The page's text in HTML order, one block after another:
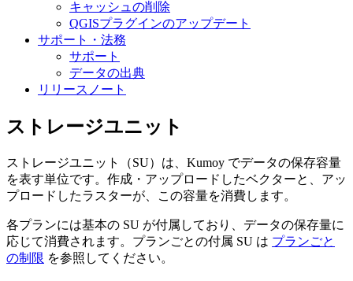
キャッシュの削除
QGISプラグインのアップデート
サポート・法務
サポート
データの出典
リリースノート
ストレージユニット
ストレージユニット（SU）は、Kumoy でデータの保存容量
を表す単位です。作成・アップロードしたベクターと、アッ
プロードしたラスターが、この容量を消費します。
各プランには基本の SU が付属しており、データの保存量に
応じて消費されます。プランごとの付属 SU は プランごと
の制限 を参照してください。